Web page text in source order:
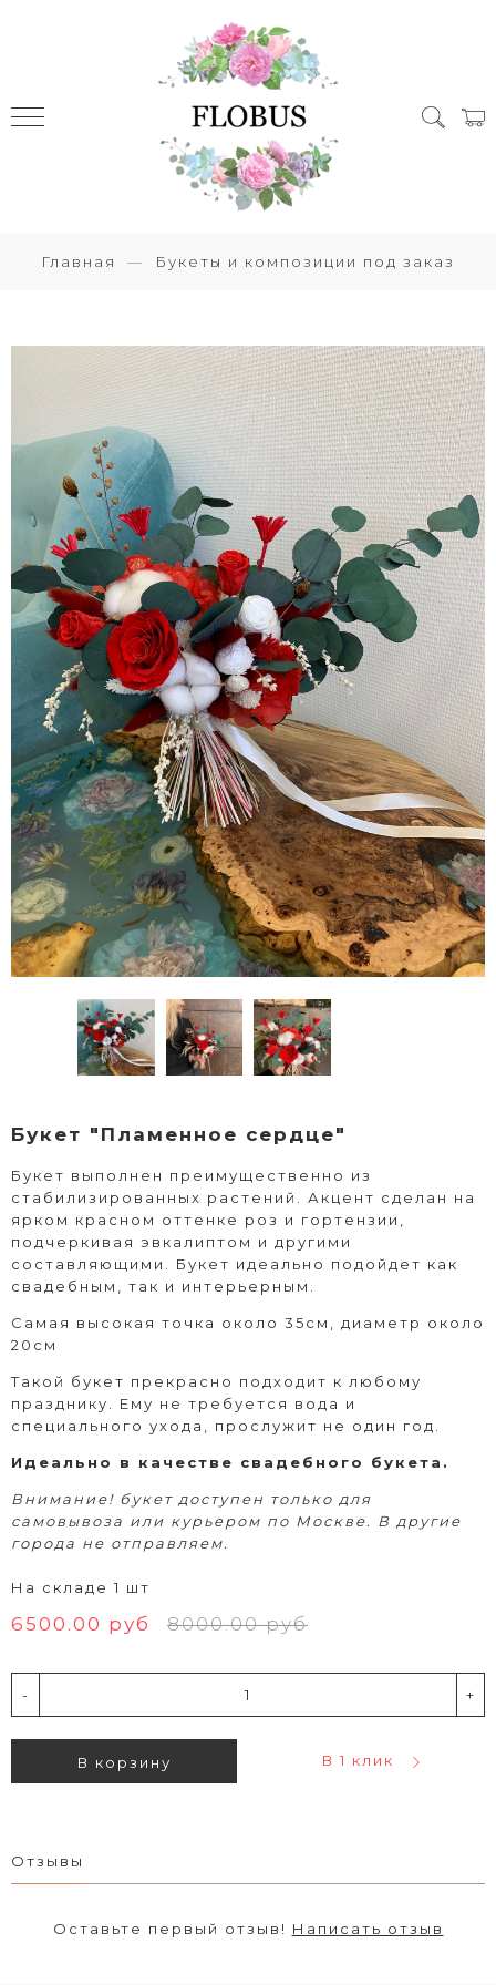
Главная Букеты и композиции под заказ
Букет "Пламенное сердце"
Букет выполнен преимущественно из
стабилизированных растений. Акцент сделан на
ярком красном оттенке роз и гортензии,
подчеркивая эвкалиптом и другими
составляющими. Букет идеально подойдет как
свадебным, так и интерьерным.
Самая высокая точка около 35см, диаметр около
20см
Такой букет прекрасно подходит к любому
празднику. Ему не требуется вода и
специального ухода, прослужит не один год.
Идеально в качестве свадебного букета.
Внимание! букет доступен только для
самовывоза или курьером по Москве. В другие
города не отправляем.
На складе 1 шт
6500.00 руб 8000.00 руб
- +
В корзину В 1 клик
Отзывы
Оставьте первый отзыв! Написать отзыв